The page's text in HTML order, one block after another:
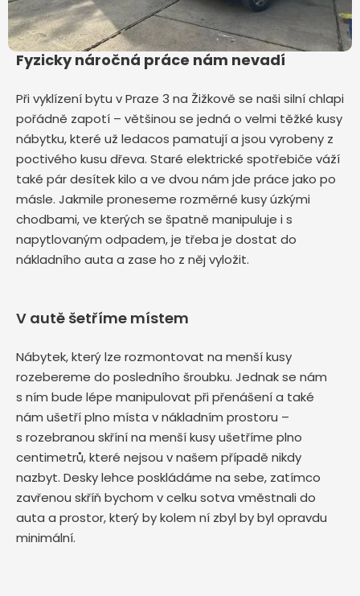
Fyzicky náročná práce nám nevadí
Při vyklízení bytu v Praze 3 na Žižkově se naši silní chlapi
pořádně zapotí – většinou se jedná o velmi těžké kusy
nábytku, které už ledacos pamatují a jsou vyrobeny z
poctivého kusu dřeva. Staré elektrické spotřebiče váží
také pár desítek kilo a ve dvou nám jde práce jako po
másle. Jakmile proneseme rozměrné kusy úzkými
chodbami, ve kterých se špatně manipuluje i s
napytlovaným odpadem, je třeba je dostat do
nákladního auta a zase ho z něj vyložit.
V autě šetříme místem
Nábytek, který lze rozmontovat na menší kusy
rozebereme do posledního šroubku. Jednak se nám
s ním bude lépe manipulovat při přenášení a také
nám ušetří plno místa v nákladním prostoru –
s rozebranou skříní na menší kusy ušetříme plno
centimetrů, které nejsou v našem případě nikdy
nazbyt. Desky lehce poskládáme na sebe, zatímco
zavřenou skříň bychom v celku sotva vměstnali do
auta a prostor, který by kolem ní zbyl by byl opravdu
minimální.